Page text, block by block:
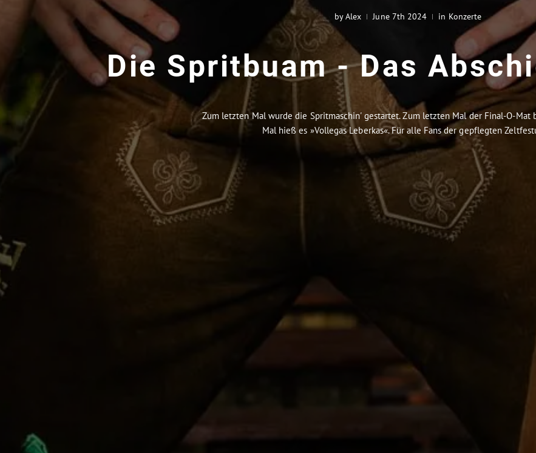
by Alex June 7th 2024 in Konzerte
Die Spritbuam - Das
Zum letzten Mal wurde die Spritmaschin' gestartet. Zum letzten Mal der Final-O-Mat
Mal hieß es »Vollegas Leberkas«. Für alle Fans der gepflegten